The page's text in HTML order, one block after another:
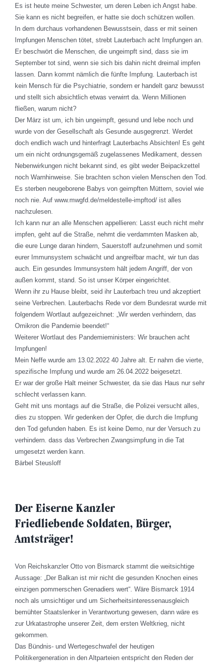
Es ist heute meine Schwester, um deren Leben ich Angst habe.
Sie kann es nicht begreifen, er hatte sie doch schützen wollen.
In dem durchaus vorhandenen Bewusstsein, dass er mit seinen
Impfungen Menschen tötet, strebt Lauterbach acht Impfungen an.
Er beschwört die Menschen, die ungeimpft sind, dass sie im
September tot sind, wenn sie sich bis dahin nicht dreimal impfen
lassen. Dann kommt nämlich die fünfte Impfung. Lauterbach ist
kein Mensch für die Psychiatrie, sondern er handelt ganz bewusst
und stellt sich absichtlich etwas verwirrt da. Wenn Millionen
fließen, warum nicht?
Der März ist um, ich bin ungeimpft, gesund und lebe noch und
wurde von der Gesellschaft als Gesunde ausgegrenzt. Werdet
doch endlich wach und hinterfragt Lauterbachs Absichten! Es geht
um ein nicht ordnungsgemäß zugelassenes Medikament, dessen
Nebenwirkungen nicht bekannt sind, es gibt weder Beipackzettel
noch Warnhinweise. Sie brachten schon vielen Menschen den Tod.
Es sterben neugeborene Babys von geimpften Müttern, soviel wie
noch nie. Auf www.mwgfd.de/meldestelle-impftod/ ist alles
nachzulesen.
Ich kann nur an alle Menschen appellieren: Lasst euch nicht mehr
impfen, geht auf die Straße, nehmt die verdammten Masken ab,
die eure Lunge daran hindern, Sauerstoff aufzunehmen und somit
eurer Immunsystem schwächt und angreifbar macht, wir tun das
auch. Ein gesundes Immunsystem hält jedem Angriff, der von
außen kommt, stand. So ist unser Körper eingerichtet.
Wenn ihr zu Hause bleibt, seid ihr Lauterbach treu und akzeptiert
seine Verbrechen. Lauterbachs Rede vor dem Bundesrat wurde mit
folgendem Wortlaut aufgezeichnet: „Wir werden verhindern, das
Omikron die Pandemie beendet!“
Weiterer Wortlaut des Pandemieministers: Wir brauchen acht
Impfungen!
Mein Neffe wurde am 13.02.2022 40 Jahre alt. Er nahm die vierte,
spezifische Impfung und wurde am 26.04.2022 beigesetzt.
Er war der große Halt meiner Schwester, da sie das Haus nur sehr
schlecht verlassen kann.
Geht mit uns montags auf die Straße, die Polizei versucht alles,
dies zu stoppen. Wir gedenken der Opfer, die durch die Impfung
den Tod gefunden haben. Es ist keine Demo, nur der Versuch zu
verhindern. dass das Verbrechen Zwangsimpfung in die Tat
umgesetzt werden kann.
Bärbel Steusloff
Der Eiserne Kanzler
Friedliebende Soldaten, Bürger,
Amtsträger!
Von Reichskanzler Otto von Bismarck stammt die weitsichtige
Aussage: „Der Balkan ist mir nicht die gesunden Knochen eines
einzigen pommerschen Grenadiers wert“. Wäre Bismarck 1914
noch als umsichtiger und um Sicherheitsinteressenausgleich
bemühter Staatslenker in Verantwortung gewesen, dann wäre es
zur Urkatastrophe unserer Zeit, dem ersten Weltkrieg, nicht
gekommen.
Das Bündnis- und Wertegeschwafel der heutigen
Politikergeneration in den Altparteien entspricht den Reden der